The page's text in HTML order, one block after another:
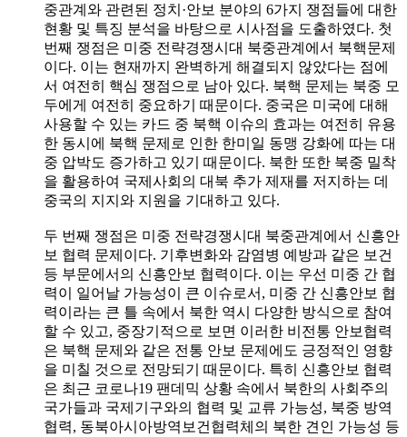
중관계와 관련된 정치·안보 분야의 6가지 쟁점들에 대한
현황 및 특징 분석을 바탕으로 시사점을 도출하였다. 첫
번째 쟁점은 미중 전략경쟁시대 북중관계에서 북핵문제
이다. 이는 현재까지 완벽하게 해결되지 않았다는 점에
서 여전히 핵심 쟁점으로 남아 있다. 북핵 문제는 북중 모
두에게 여전히 중요하기 때문이다. 중국은 미국에 대해
사용할 수 있는 카드 중 북핵 이슈의 효과는 여전히 유용
한 동시에 북핵 문제로 인한 한미일 동맹 강화에 따는 대
중 압박도 증가하고 있기 때문이다. 북한 또한 북중 밀착
을 활용하여 국제사회의 대북 추가 제재를 저지하는 데
중국의 지지와 지원을 기대하고 있다.
두 번째 쟁점은 미중 전략경쟁시대 북중관계에서 신흥안
보 협력 문제이다. 기후변화와 감염병 예방과 같은 보건
등 부문에서의 신흥안보 협력이다. 이는 우선 미중 간 협
력이 일어날 가능성이 큰 이슈로서, 미중 간 신흥안보 협
력이라는 큰 틀 속에서 북한 역시 다양한 방식으로 참여
할 수 있고, 중장기적으로 보면 이러한 비전통 안보협력
은 북핵 문제와 같은 전통 안보 문제에도 긍정적인 영향
을 미칠 것으로 전망되기 때문이다. 특히 신흥안보 협력
은 최근 코로나19 팬데믹 상황 속에서 북한의 사회주의
국가들과 국제기구와의 협력 및 교류 가능성, 북중 방역
협력, 동북아시아방역보건협력체의 북한 견인 가능성 등